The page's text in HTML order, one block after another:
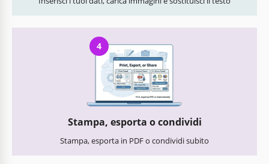
4
Stampa, esporta o condividi
Stampa, esporta in PDF o condividi subito